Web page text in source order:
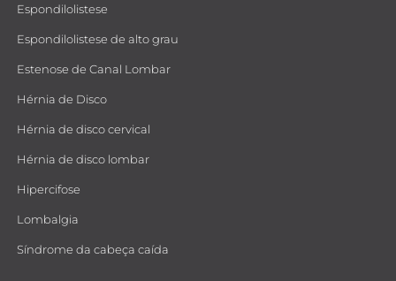
Espondilolistese
Espondilolistese de alto grau
Estenose de Canal Lombar
Hérnia de Disco
Hérnia de disco cervical
Hérnia de disco lombar
Hipercifose
Lombalgia
Síndrome da cabeça caída